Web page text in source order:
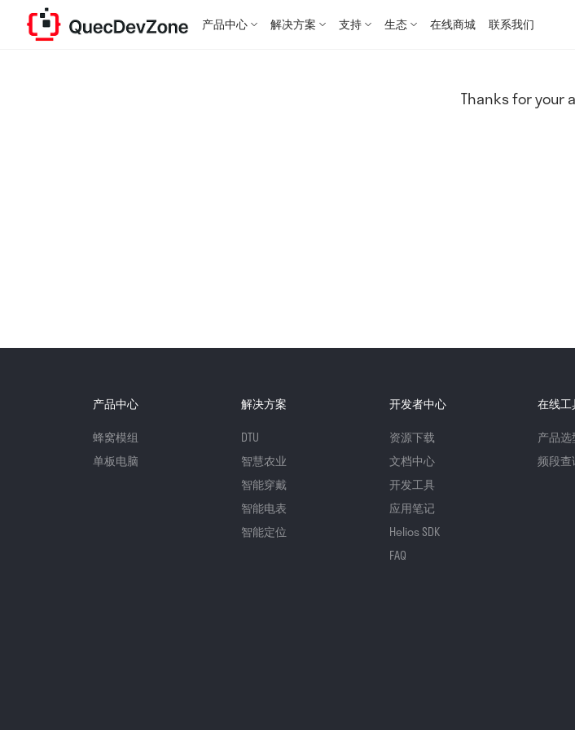
产品中心 解决方案 支持 生态 在线商城 联系我们
Thanks for your
产品中心
蜂窝模组
单板电脑
解决方案
DTU
智慧农业
智能穿戴
智能电表
智能定位
开发者中心
资源下载
文档中心
开发工具
应用笔记
Helios SDK
FAQ
在线工
产品选
频段查